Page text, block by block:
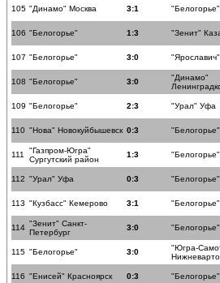
105 "Динамо" Москва 3:1 "Белогорье"
106 "Белогорье" 1:3 "Зенит"
107 "Белогорье" 3:0
108 "Белогорье" 3:0
"Динамо"
109 "Белогорье" 2:3 "Урал" Уфа
110 "Нова" Новокуйбышевск 0:3 "Белогорье"
111
"Газпром-Югра"
Сургутский район
1:3 "Белогорье"
112 "Урал" Уфа 0:3 "Белогорье"
113 "Кузбасс" Кемерово 3:1 "Белогорье"
114 "Зенит" Санкт-
Петербург
3:0 "Белогорье"
115 "Белогорье" 3:0
"Югра-
116 "Енисей" Красноярск 0:3 "Белогорье"